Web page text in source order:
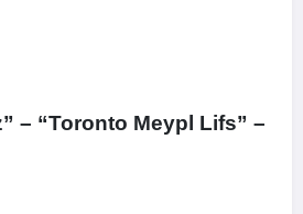
– “Toronto Meypl Lifs” –